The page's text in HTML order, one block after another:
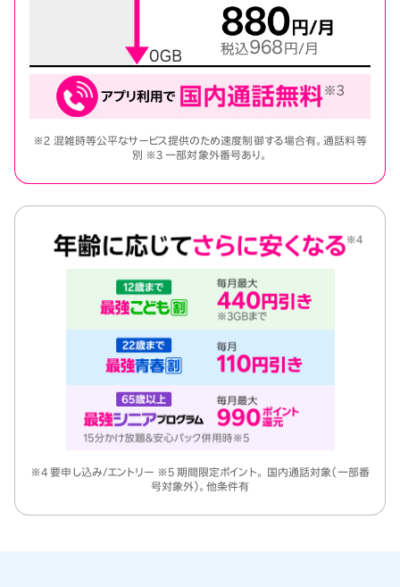
※2 混雑時等公平なサービス提供のため速度制御する場合有。通話料等
別 ※3 一部対象外番号あり。
※4 要申し込み/エントリー ※5 期間限定ポイント。 国内通話対象（一部番
号対象外）。他条件有